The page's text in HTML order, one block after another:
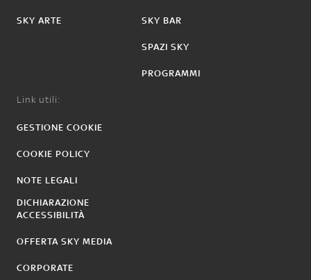
SKY ARTE SKY BAR
SPAZI SKY
PROGRAMMI
Link utili:
GESTIONE COOKIE
COOKIE POLICY
NOTE LEGALI
DICHIARAZIONE
ACCESSIBILITÀ
OFFERTA SKY MEDIA
CORPORATE